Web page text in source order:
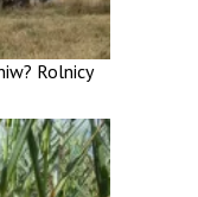
Rolnicy